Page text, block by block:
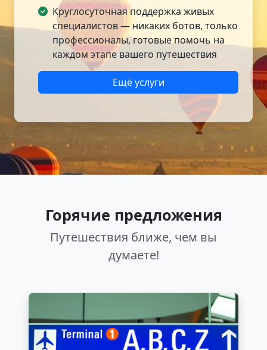
Круглосуточная поддержка живых
специалистов — никаких ботов, только
профессионалы, готовые помочь на
каждом этапе вашего путешествия
Ещё услуги
Горячие предложения
Путешествия ближе, чем вы
думаете!